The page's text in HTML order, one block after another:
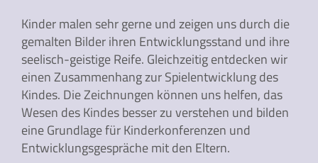
Kinder malen sehr gerne und zeigen uns durch die
gemalten Bilder ihren Entwicklungsstand und ihre
seelisch-geistige Reife. Gleichzeitig entdecken wir
einen Zusammenhang zur Spielentwicklung des
Kindes. Die Zeichnungen können uns helfen, das
Wesen des Kindes besser zu verstehen und bilden
eine Grundlage für Kinderkonferenzen und
Entwicklungsgespräche mit den Eltern.